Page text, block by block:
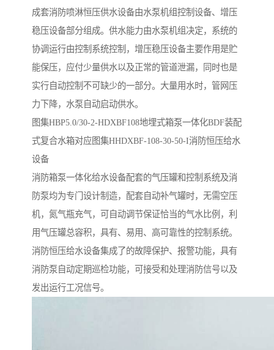
成套消防喷淋恒压供水设备由水泵机组控制设备、增压
稳压设备部分组成。供水能力由水泵机组决定，系统的
协调运行由控制系统控制，增压稳压设备主要作用是贮
能保压，应付少量供水以及正常的管道泄漏，同时也是
实行自动控制不可缺少的一部分。大量用水时，管网压
力下降，水泵自动启动供水。
图集HBP5.0/30-2-HDXBF108地埋式箱泵一体化BDF装配
式复合水箱对应图集HHDXBF-108-30-50-I消防恒压给水
设备
消防箱泵一体化给水设备配套的气压罐和控制系统及消
防泵均为专门设计制造，配套自动补气罐时，无需空压
机，氮气瓶充气，可自动调节保证恰当的气水比例，利
用气压罐总容积，具有、易用、高可靠性的控制系统。
消防恒压给水设备集成了的故障保护、报警功能，具有
消防泵自动定期巡检功能，可接受和处理消防信号以及
发出运行工况信号。